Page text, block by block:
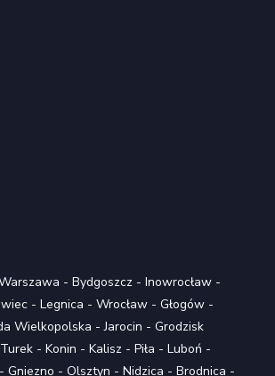
- Bydgoszcz- Inowrocław-
- Legnica - Wrocław- Głogów-
Wielkopolska -Jarocin - Grodzisk
Turek- Konin - Kalisz- Piła - Luboń -
- Gniezno - Olsztyn - Nidzica - Brodnica -